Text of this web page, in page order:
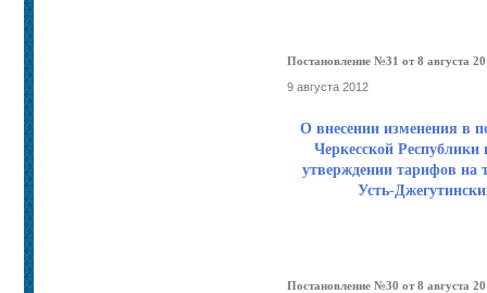
Постановление №31 от 8 августа
9 августа 2012
О внесении изменения в
Черкесской
утверждении тарифов на
Усть-
Постановление №30 от 8 августа